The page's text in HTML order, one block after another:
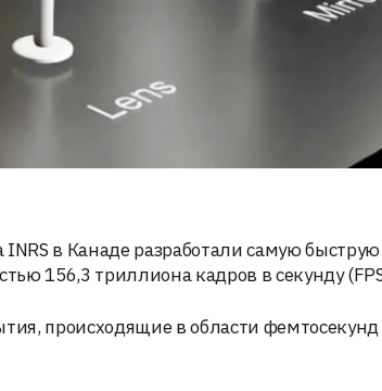
в Канаде разработали самую
156,3 триллиона кадров в секунду
происходящие в области